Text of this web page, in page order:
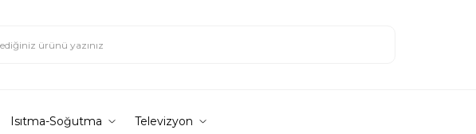
Isıtma-Soğutma Televizyon